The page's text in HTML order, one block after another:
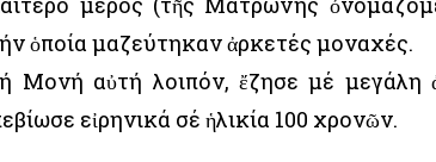
ὁποία μαζεύτηκαν ἀρκετές μοναχές.
Μονή αὐτή λοιπόν, ἔζησε μέ μεγάλη
εἰρηνικά σέ ἡλικία 100 χρονῶν.